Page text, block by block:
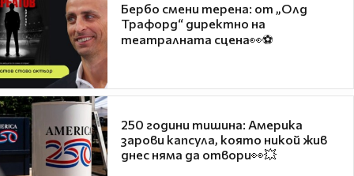
Бербо смени терена: от „Олд
Трафорд“ директно на
театралната сцена👀⚽
250 години тишина: Америка
зарови капсула, която никой жив
днес няма да отвори👀💥